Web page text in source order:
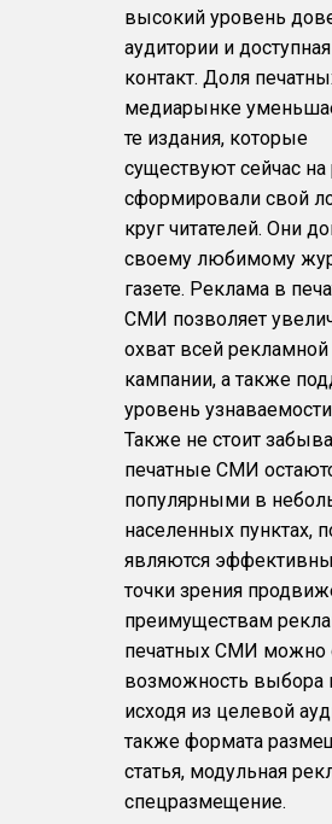
высокий уровень
аудитории и
контакт. Доля
медиарынке
те издания, которые
существуют сейчас
сформировали свой
круг читателей. Они
своему любимому
газете. Реклама в
СМИ позволяет
охват всей рекламной
кампании, а также
уровень
Также не стоит
печатные СМИ
популярными в
населенных пунктах,
являются
точки зрения
преимуществам
печатных СМИ можно
возможность выбора
исходя из целевой
также формата
статья, модульная
спецразмещение.